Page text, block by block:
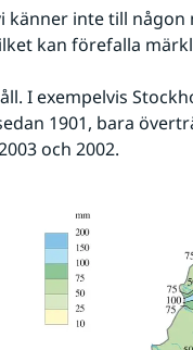
inte till någon
kan förefalla
I exempelvis
1901, bara
och 2002.